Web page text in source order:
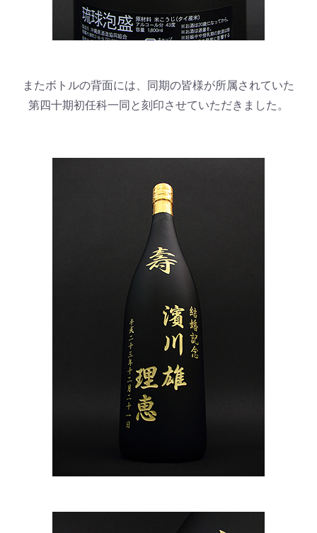
またボトルの背面には、同期の皆様が所属されていた
第四十期初任科一同と刻印させていただきました。